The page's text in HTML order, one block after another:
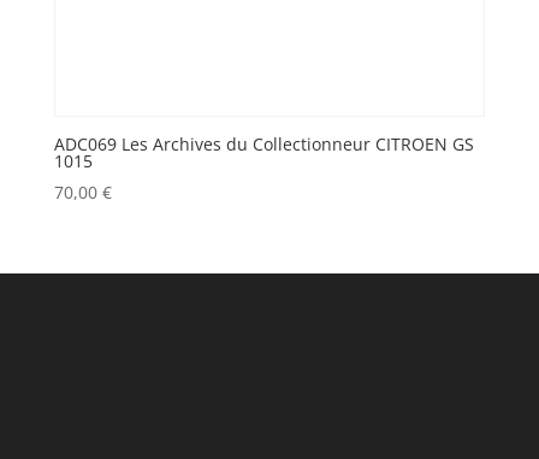
ADC069 Les Archives du Collectionneur CITROEN GS
1015
70,00 €